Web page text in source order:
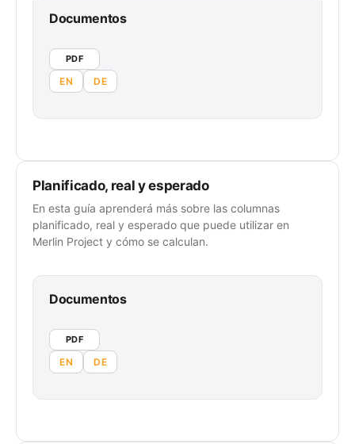
Documentos
PDF
EN DE
Planificado, real y esperado
En esta guía aprenderá más sobre las columnas
planificado, real y esperado que puede utilizar en
Merlin Project y cómo se calculan.
Documentos
PDF
EN DE